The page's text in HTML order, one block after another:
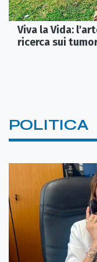
Viva la Vida:
ricerca sui
POLITICA